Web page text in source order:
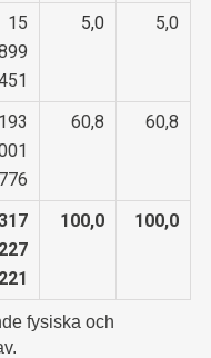
15
5,0 5,0
193
776
60,8 60,8
227
221
100,0 100,0
fysiska och